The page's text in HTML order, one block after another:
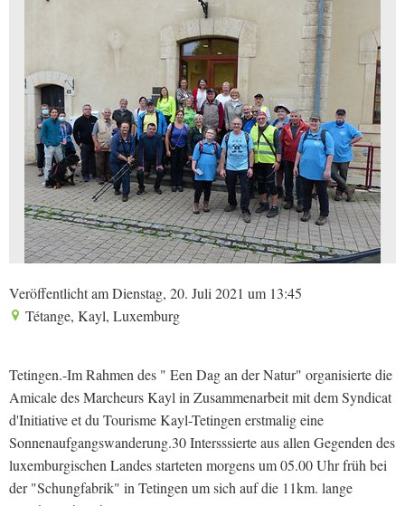
Veröffentlicht am Dienstag, 20. Juli 2021 um 13:45
Tétange, Kayl, Luxemburg
Tetingen.-Im Rahmen des " Een Dag an der Natur" organisierte die
Amicale des Marcheurs Kayl in Zusammenarbeit mit dem Syndicat
d'Initiative et du Tourisme Kayl-Tetingen erstmalig eine
Sonnenaufgangswanderung.30 Intersssierte aus allen Gegenden des
luxemburgischen Landes starteten morgens um 05.00 Uhr früh bei
der "Schungfabrik" in Tetingen um sich auf die 11km. lange